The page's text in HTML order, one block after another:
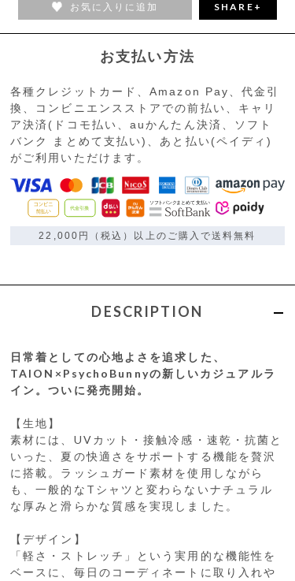
お気に入りに追加 SHARE+
お支払い方法
各種クレジットカード、Amazon Pay、代金引
換、コンビニエンスストアでの前払い、キャリ
ア決済(ドコモ払い、auかんたん決済、ソフト
バンク まとめて支払い)、あと払い(ペイディ)
がご利用いただけます。
22,000円（税込）以上のご購入で送料無料
DESCRIPTION
日常着としての心地よさを追求した、
TAION×PsychoBunnyの新しいカジュアルラ
イン。ついに発売開始。
【生地】
素材には、UVカット・接触冷感・速乾・抗菌と
いった、夏の快適さをサポートする機能を贅沢
に搭載。ラッシュガード素材を使用しながら
も、一般的なTシャツと変わらないナチュラル
な厚みと滑らかな質感を実現しました。
【デザイン】
「軽さ・ストレッチ」という実用的な機能性を
ベースに、毎日のコーディネートに取り入れや